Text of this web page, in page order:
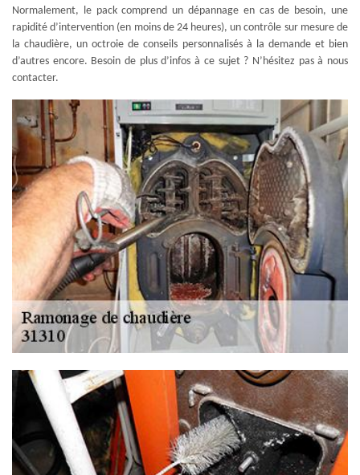
Normalement, le pack comprend un dépannage en cas de besoin, une
rapidité d’intervention (en moins de 24 heures), un contrôle sur mesure de
la chaudière, un octroie de conseils personnalisés à la demande et bien
d’autres encore. Besoin de plus d’infos à ce sujet ? N’hésitez pas à nous
contacter.